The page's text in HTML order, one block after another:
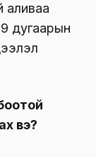
аливаа
дугаарын
вэ?